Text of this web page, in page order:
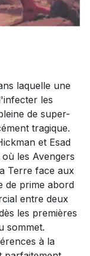
laquelle une
les
de super-
tragique.
et Esad
les Avengers
Terre face aux
de prime abord
entre deux
les premières
sommet.
à la